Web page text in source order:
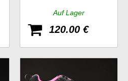
Auf Lager
120.00 €